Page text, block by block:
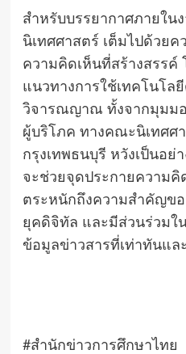
สำหรับบรรยากาศภายใ
นิเทศศาสตร์ เต็มไปด้วย
ความคิดเห็นที่สร้างสรรค์
แนวทางการใช้เทคโนโล
วิจารณญาณ ทั้งจากมุมม
ผู้บริโภค ทางคณะนิเทศศ
กรุงเทพธนบุรี หวังเป็นอย่
จะช่วยจุดประกายความคิ
ตระหนักถึงความสำคัญข
ยุคดิจิทัล และมีส่วนร่วมใ
ข้อมูลข่าวสารที่เท่าทันแ
#สำนักข่าวการศึกษาไทย